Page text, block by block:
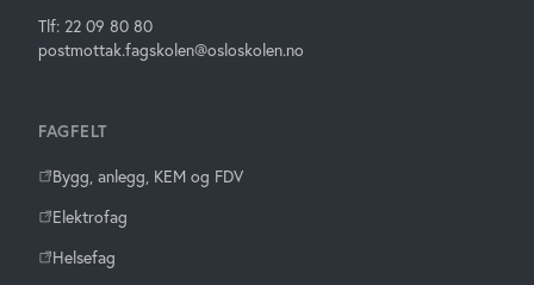
Tlf: 22 09 80 80
postmottak.fagskolen@osloskolen.no
FAGFELT
Bygg, anlegg, KEM og FDV
Elektrofag
Helsefag